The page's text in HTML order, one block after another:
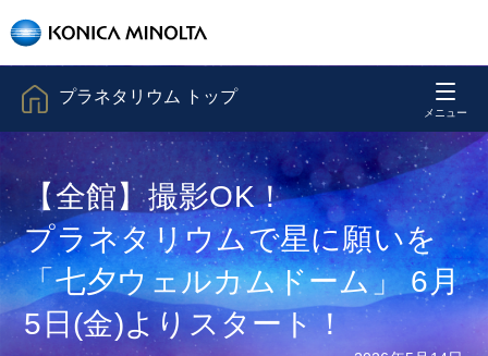
プラネタリウム トップ
【全館】撮影OK！
プラネタリウムで星に願いを
「七夕ウェルカムドーム」 6月
5日(金)よりスタート！